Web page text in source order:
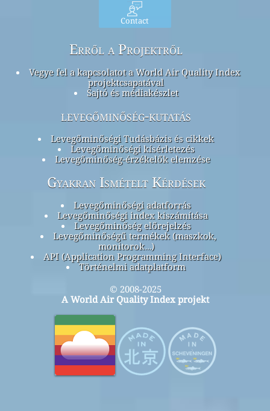
Contact
Erről a Projektről
Vegye fel a kapcsolatot a World Air Quality Index
projektcsapatával
Sajtó és médiakészlet
levegőminőség-kutatás
Levegőminőségi Tudásbázis és cikkek
Levegőminőségi kísérletezés
Levegőminőség-érzékelők elemzése
Gyakran Ismételt Kérdések
Levegőminőségi adatforrás
Levegőminőségi index kiszámítása
Levegőminőség előrejelzés
Levegőminőségű termékek (maszkok,
monitorok…)
API (Application Programming Interface)
Történelmi adatplatform
© 2008-2025
A World Air Quality Index projekt